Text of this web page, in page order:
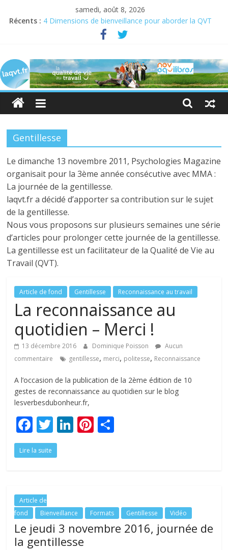
samedi, août 8, 2026
Récents : 4 Dimensions de bienveillance pour aborder la QVT
Semaine pour la QVCT du 19 au 23 juin 2023
Semaine de la QVT 2022 : En quête de sens au travail
Bienveillance, progrès et QVT
laqvt.fr
La
QVT
pour
et
pour
tous,
par
toutes
et
par
tous
Gentillesse
Le dimanche 13 novembre 2011, Psychologies Magazine
organisait pour la 3ème année consécutive avec MMA :
La journée de la gentillesse.
laqvt.fr a décidé d’apporter sa contribution sur le sujet
de la gentillesse.
Nous vous proposons sur plusieurs semaines une série
d’articles pour prolonger cette journée de la gentillesse.
La gentillesse est un facilitateur de la Qualité de Vie au
Travail (QVT).
Article de fond Gentillesse Reconnaissance au travail
La reconnaissance au
quotidien – Merci !
13 décembre 2016 Dominique Poisson
Aucun
commentaire
gentillesse, merci, politesse, Reconnaissance
A l’occasion de la publication de la 2ème édition de 10
gestes de reconnaissance au quotidien sur le blog
lesverbesdubonheur.fr,
F
ac
e
o
o
k
T
w
itt
Li
n
Pi
Lire la suite
Article de
fond
Bienveillance Formats Gentillesse Vidéo
Le jeudi 3 novembre 2016, journée de
la gentillesse